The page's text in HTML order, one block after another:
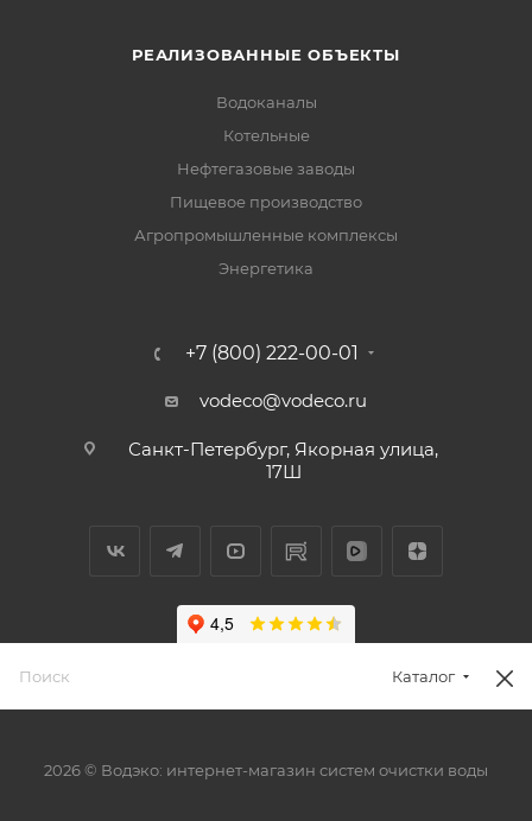
РЕАЛИЗОВАННЫЕ ОБЪЕКТЫ
Водоканалы
Котельные
Нефтегазовые заводы
Пищевое производство
Агропромышленные комплексы
Энергетика
+7 (800) 222-00-01
vodeco@vodeco.ru
Санкт-Петербург, Якорная улица,
17Ш
2026 © Водэко: интернет-магазин систем очистки воды
Каталог